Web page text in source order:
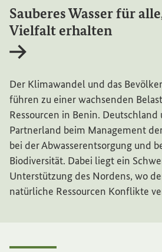
Sauberes Wasser für
Vielfalt erhalten
Der Klimawandel und das
führen zu einer wachsenden
Ressourcen in Benin.
Partnerland beim Management
bei der Abwasserentsorgung und
Biodiversität. Dabei liegt ein
Unterstützung des Nordens, wo
natürliche Ressourcen Konflikte